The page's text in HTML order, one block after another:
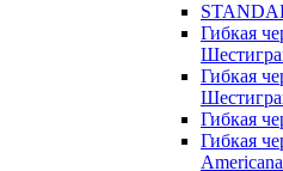
Гибкая
Гибкая
Гибкая
Гибкая
Americana